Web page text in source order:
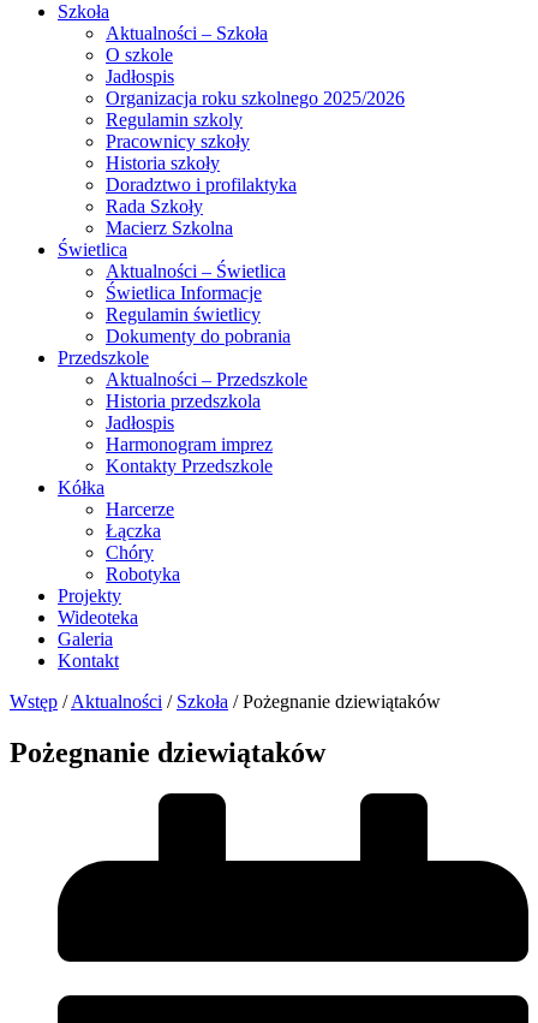
Szkoła
Aktualności – Szkoła
O szkole
Jadłospis
Organizacja roku szkolnego 2025/2026
Regulamin szkoly
Pracownicy szkoły
Historia szkoły
Doradztwo i profilaktyka
Rada Szkoły
Macierz Szkolna
Świetlica
Aktualności – Świetlica
Świetlica Informacje
Regulamin świetlicy
Dokumenty do pobrania
Przedszkole
Aktualności – Przedszkole
Historia przedszkola
Jadłospis
Harmonogram imprez
Kontakty Przedszkole
Kółka
Harcerze
Łączka
Chóry
Robotyka
Projekty
Wideoteka
Galeria
Kontakt
Wstęp / Aktualności / Szkoła / Pożegnanie dziewiątaków
Pożegnanie dziewiątaków